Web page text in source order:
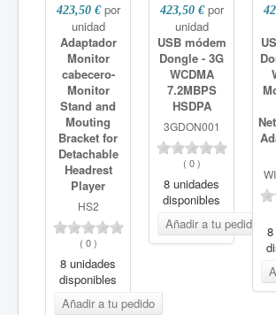
423,50 € por
unidad
Adaptador
Monitor
cabecero-
Monitor
Stand and
Mouting
Bracket for
Detachable
Headrest
Player
HS2
( 0)
8 unidades
disponibles
423,50 € por
unidad
USB módem
Dongle - 3G
WCDMA
7.2MBPS
HSDPA
3GDON001
( 0)
8 unidades
disponibles